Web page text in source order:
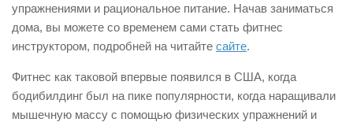
упражнениями и рациональное питание. Начав заниматься
дома, вы можете со временем сами стать фитнес
инструктором, подробней на читайте сайте.
Фитнес как таковой впервые появился в США, когда
бодибилдинг был на пике популярности, когда наращивали
мышечную массу с помощью физических упражнений и